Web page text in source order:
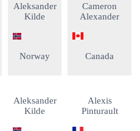
Aleksander
Kilde
Norway
Cameron
Alexander
Canada
Aleksander
Kilde
Alexis
Pinturault